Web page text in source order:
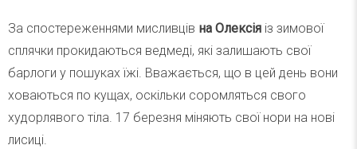
За спостереженнями мисливців на Олексія із зимової
сплячки прокидаються ведмеді, які залишають свої
барлоги у пошуках їжі. Вважається, що в цей день вони
ховаються по кущах, оскільки соромляться свого
худорлявого тіла. 17 березня міняють свої нори на нові
лисиці.